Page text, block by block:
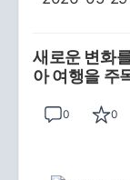
새로운 변화
아 여행을 주
0 0